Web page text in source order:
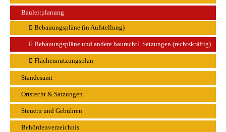
Bauleitplanung
Bebauungspläne (in Aufstellung)
Bebauungspläne und andere baurechtl. Satzungen (rechtskräftig)
Flächennutzungsplan
Standesamt
Ortsrecht & Satzungen
Steuern und Gebühren
Behördenverzeichnis